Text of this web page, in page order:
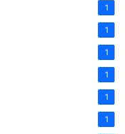
1
1
1
1
1
1